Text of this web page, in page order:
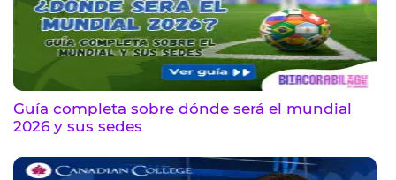
Guía completa sobre dónde será el mundial
2026 y sus sedes